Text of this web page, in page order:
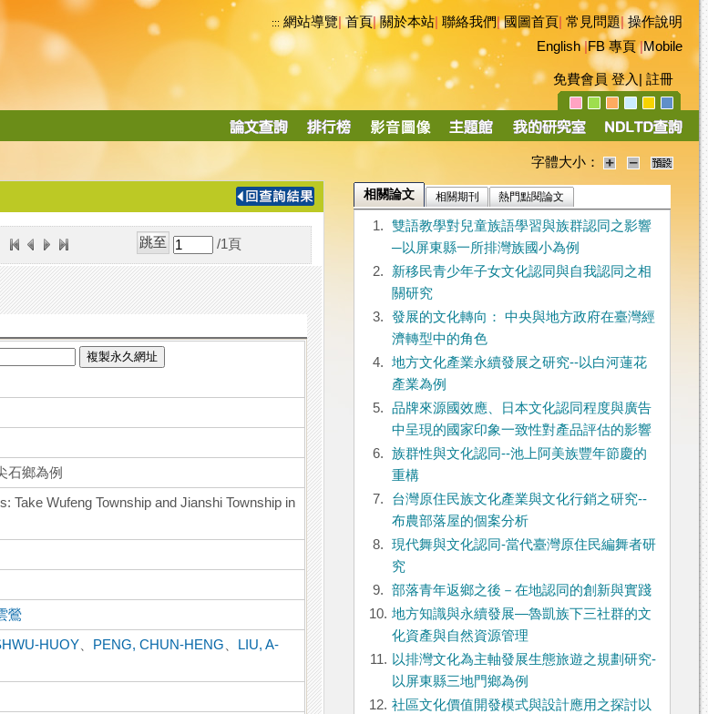
::: 網站導覽|首頁|關於本站 聯絡我們|國圖首頁 常見問題|操作說明
English|FB 專頁|Mobile
免費會員 登入 註冊
導
字體大小：
/1 頁
複製永久網址
石鄉為例
Take Wufeng Township and Jianshi Township in
鶯
HUOY PENG, CHUN-HENG
LIU, A-
相關論文 相關期刊 熱門點閱論文
1.
雙語教學對兒童族語學習與族群認同之影響
─以屏東縣一所排灣族國小為例
2.
新移民青少年子女文化認同與自我認同之相
關研究
3.
發展的文化轉向： 中央與地方政府在臺灣經
濟轉型中的角色
4.
地方文化產業永續發展之研究--以白河蓮花
產業為例
5.
品牌來源國效應、日本文化認同程度與廣告
中呈現的國家印象一致性對產品評估的影響
6.
族群性與文化認同--池上阿美族豐年節慶的
重構
7.
台灣原住民族文化產業與文化行銷之研究--
布農部落屋的個案分析
8.
現代舞與文化認同-當代臺灣原住民編舞者研
究
9.
部落青年返鄉之後－在地認同的創新與實踐
10. 地方知識與永續發展—魯凱族下三社群的文
化資產與自然資源管理
11. 以排灣文化為主軸發展生態旅遊之規劃研究-
以屏東縣三地門鄉為例
12. 社區文化價值開發模式與設計應用之探討以